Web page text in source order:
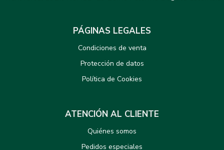
PÁGINAS LEGALES
Condiciones de venta
Protección de datos
Política de Cookies
ATENCIÓN AL CLIENTE
Quiénes somos
Pedidos especiales